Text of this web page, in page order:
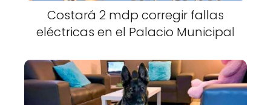
Costará 2 mdp corregir fallas
eléctricas en el Palacio Municipal